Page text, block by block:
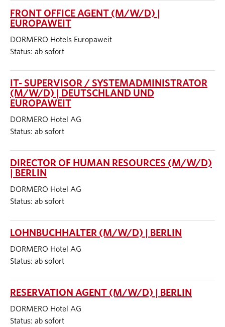
FRONT OFFICE AGENT (M/W/D) |
EUROPAWEIT
DORMERO Hotels Europaweit
Status: ab sofort
IT- SUPERVISOR / SYSTEMADMINISTRATOR
(M/W/D) | DEUTSCHLAND UND
EUROPAWEIT
DORMERO Hotel AG
Status: ab sofort
DIRECTOR OF HUMAN RESOURCES (M/W/D)
| BERLIN
DORMERO Hotel AG
Status: ab sofort
LOHNBUCHHALTER (M/W/D) | BERLIN
DORMERO Hotel AG
Status: ab sofort
RESERVATION AGENT (M/W/D) | BERLIN
DORMERO Hotel AG
Status: ab sofort